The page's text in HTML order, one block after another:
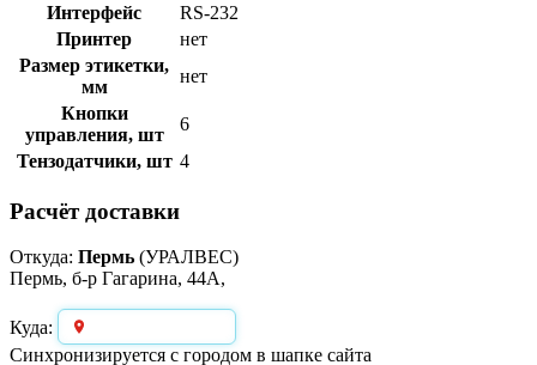
Интерфейс
RS-232
Принтер
нет
Размер этикетки,
мм
нет
Кнопки
управления, шт
6
Тензодатчики, шт 4
Расчёт доставки
Откуда: Пермь (УРАЛВЕС)
Пермь, б-р Гагарина, 44А,
Куда:
Синхронизируется с городом в шапке сайта